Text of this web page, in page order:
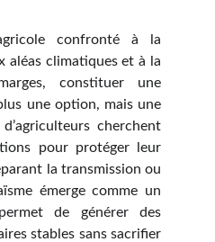
confronté à la
aléas climatiques et à la
constituer une
une option, mais une
cherchent
pour protéger leur
la transmission ou
émerge comme un
de générer des
stables sans sacrifier